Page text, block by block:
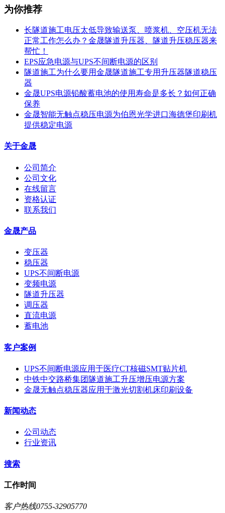
为你推荐
长隧道施工电压太低导致输送泵、喷浆机、空压机无法
正常工作怎么办？金晟隧道升压器、隧道升压稳压器来
帮忙！
EPS应急电源与UPS不间断电源的区别
隧道施工为什么要用金晟隧道施工专用升压器隧道稳压
器
金晟UPS电源铅酸蓄电池的使用寿命是多长？如何正确
保养
金晟智能无触点稳压电源为伯恩光学进口海德堡印刷机
提供稳定电源
关于金晟
公司简介
公司文化
在线留言
资格认证
联系我们
金晟产品
变压器
稳压器
UPS不间断电源
变频电源
隧道升压器
调压器
直流电源
蓄电池
客户案例
UPS不间断电源应用于医疗CT核磁SMT贴片机
中铁中交路桥集团隧道施工升压增压电源方案
金晟无触点稳压器应用于激光切割机床印刷设备
新闻动态
公司动态
行业资讯
搜索
工作时间
客户热线0755-32905770